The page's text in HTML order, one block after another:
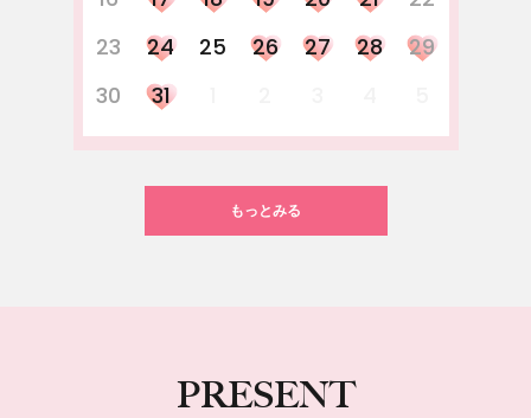
23
24 25 26 27 28
29
30
31
もっとみる
PRESENT